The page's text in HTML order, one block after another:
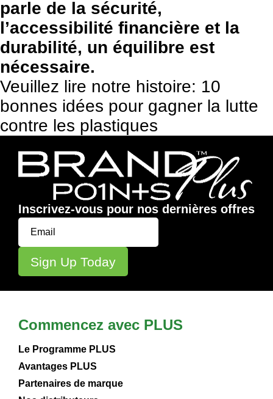
parle de la sécurité,
l’accessibilité financière et la
durabilité, un équilibre est
nécessaire.
Veuillez lire notre histoire: 10
bonnes idées pour gagner la lutte
contre les plastiques
Inscrivez-vous pour nos dernières offres
Commencez avec PLUS
Le Programme PLUS
Avantages PLUS
Partenaires de marque